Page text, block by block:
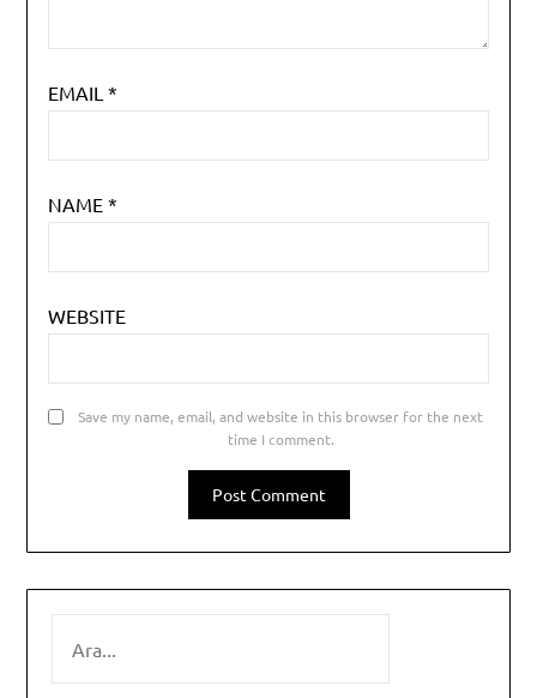
EMAIL *
NAME *
WEBSITE
Save my name, email, and website in this browser for the next
time I comment.